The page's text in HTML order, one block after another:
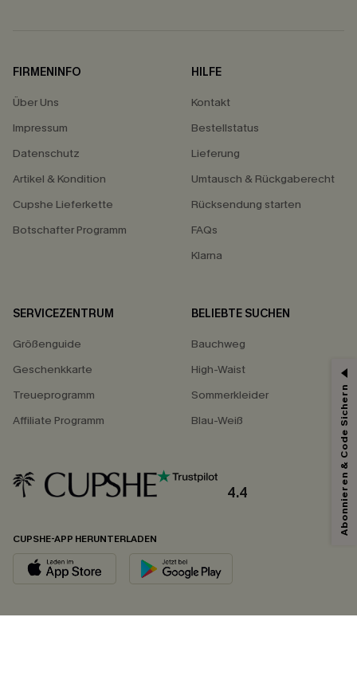
FIRMENINFO
Über Uns
Impressum
Datenschutz
Artikel & Kondition
Cupshe Lieferkette
Botschafter Programm
HILFE
Kontakt
Bestellstatus
Lieferung
Umtausch & Rückgaberecht
Rücksendung starten
FAQs
Klarna
SERVICEZENTRUM
Größenguide
Geschenkkarte
Treueprogramm
Affiliate Programm
BELIEBTE SUCHEN
Bauchweg
High-Waist
Sommerkleider
Blau-Weiß
4.4
CUPSHE-APP HERUNTERLADEN
Abonnieren & Code Sichern